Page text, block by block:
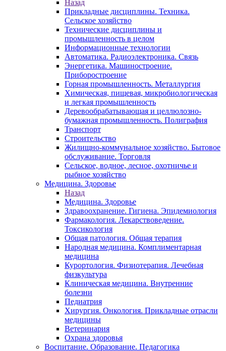
Назад
Прикладные дисциплины. Техника.
Сельское хозяйство
Технические дисциплины и
промышленность в целом
Информационные технологии
Автоматика. Радиоэлектроника. Связь
Энергетика. Машиностроение.
Приборостроение
Горная промышленность. Металлургия
Химическая, пищевая, микробиологическая
и легкая промышленность
Деревообрабатывающая и целлюлозно-
бумажная промышленность. Полиграфия
Транспорт
Строительство
Жилищно-коммунальное хозяйство. Бытовое
обслуживание. Торговля
Сельское, водное, лесное, охотничье и
рыбное хозяйство
Медицина. Здоровье
Назад
Медицина. Здоровье
Здравоохранение. Гигиена. Эпидемиология
Фармакология. Лекарствоведение.
Токсикология
Общая патология. Общая терапия
Народная медицина. Комплиментарная
медицина
Курортология. Физиотерапия. Лечебная
физкультура
Клиническая медицина. Внутренние
болезни
Педиатрия
Хирургия. Онкология. Прикладные отрасли
медицины
Ветеринария
Охрана здоровья
Воспитание. Образование. Педагогика